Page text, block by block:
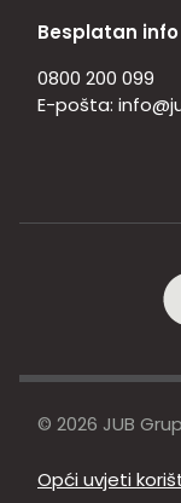
Besplatan
0800 200 099
E-pošta:
© 2026 JUB
Opći uvjeti